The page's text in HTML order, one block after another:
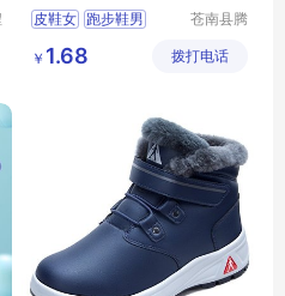
鞋
皮鞋女 跑步鞋男
跑步鞋男轻便
苍南县腾
务商行
￥ 1.68 拨打电话